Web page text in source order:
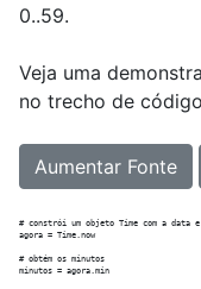
0..59.
Veja uma
no trecho de
Aumentar Fonte
# constrói um objeto Time com a data
agora = Time.now
# obtém os minutos
minutos = agora.min